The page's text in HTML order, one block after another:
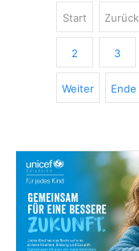
Start Zurück
2 3
Weiter Ende